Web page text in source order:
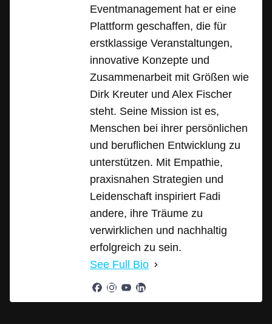
Eventmanagement hat er eine
Plattform geschaffen, die für
erstklassige Veranstaltungen,
innovative Konzepte und
Zusammenarbeit mit Größen wie
Dirk Kreuter und Alex Fischer
steht. Seine Mission ist es,
Menschen bei ihrer persönlichen
und beruflichen Entwicklung zu
unterstützen. Mit Empathie,
praxisnahen Strategien und
Leidenschaft inspiriert Fadi
andere, ihre Träume zu
verwirklichen und nachhaltig
erfolgreich zu sein.
See Full Bio